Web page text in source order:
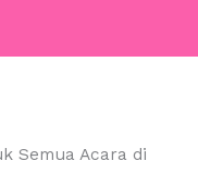
Semua Acara di